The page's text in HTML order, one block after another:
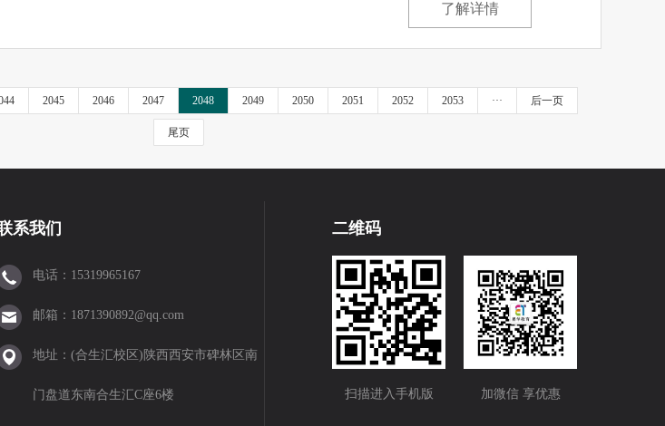
了解详情
2045 2046 2047 2048 2049 2050 2051 2052 2053 ··· 后一页
尾页
系我们
电话：15319965167
邮箱：1871390892@qq.com
地址：(合生汇校区)陕西西安市碑林区南
门盘道东南合生汇C座6楼
二维码
扫描进入手机版 加微信 享优惠